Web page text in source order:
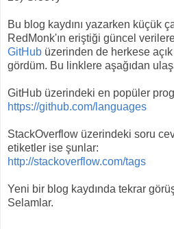
Bu blog kaydını yazarken küçük
RedMonk'ın eriştiği güncel
GitHub üzerinden de herkese açık
gördüm. Bu linklere aşağıdan
GitHub üzerindeki en popüler
https://github.com/languages
StackOverflow üzerindeki soru
etiketler ise şunlar:
http://stackoverflow.com/tags
Yeni bir blog kaydında tekrar
Selamlar.